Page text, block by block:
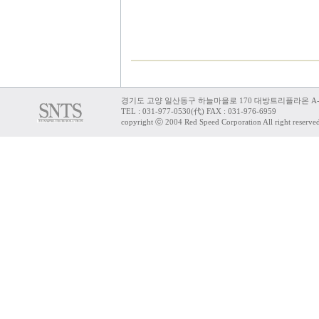
경기도 고양 일산동구 하늘마을로 170 대방트리플라온
TEL : 031-977-0530(代) FAX : 031-976-6959
copyright ⓒ 2004 Red Speed Corporation All right reserved.